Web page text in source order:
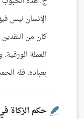
الإنسان ليس
كان من
العملة
بعباده، فله الحمد
حكم الزكاة